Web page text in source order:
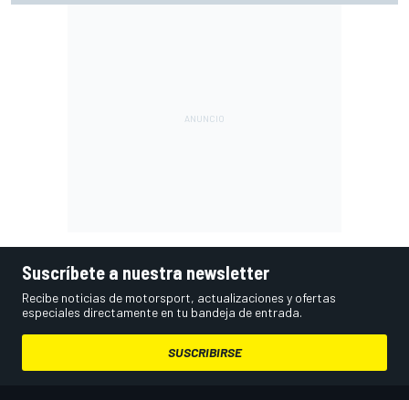
Suscríbete a nuestra newsletter
Recibe noticias de motorsport, actualizaciones y ofertas
especiales directamente en tu bandeja de entrada.
SUSCRIBIRSE